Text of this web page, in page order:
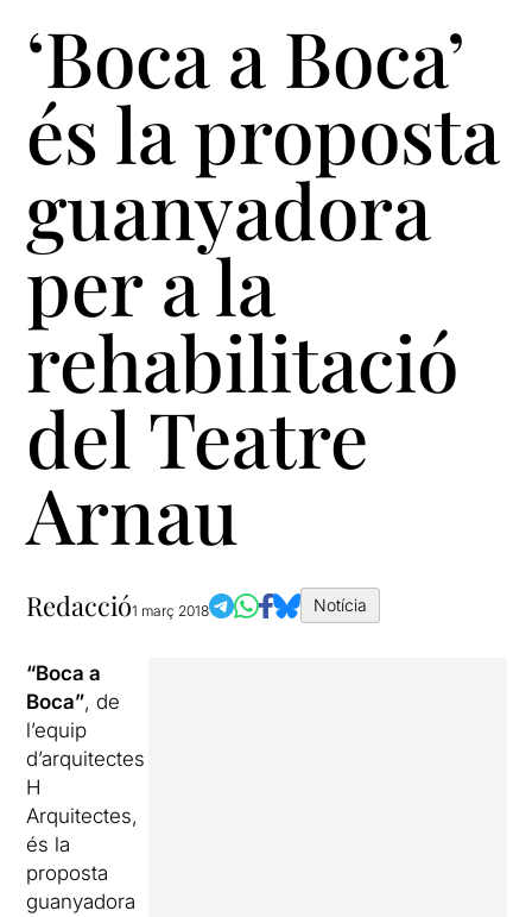
‘Boca a Boca’
és la proposta
guanyadora
per a la
rehabilitació
del Teatre
Arnau
Redacció1 març 2018 Notícia
“Boca a
Boca”, de
l’equip
d’arquitectes
H
Arquitectes,
és la
proposta
guanyadora